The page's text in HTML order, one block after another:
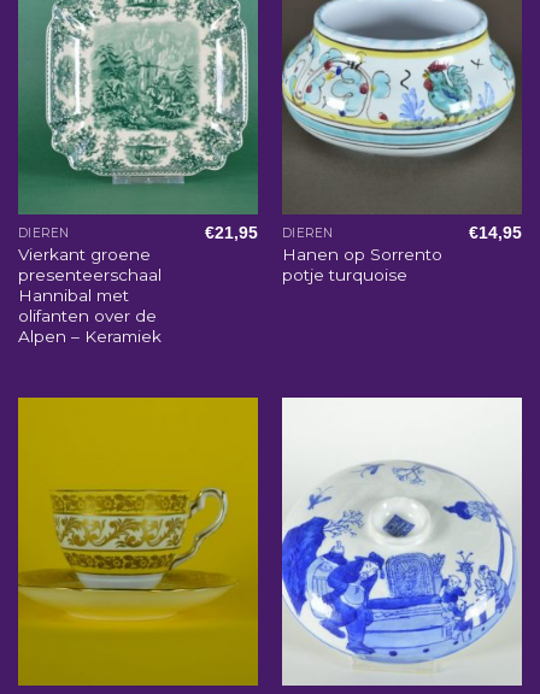
DIEREN
Vierkant groene
presenteerschaal
Hannibal met
olifanten over de
Alpen – Keramiek
€21,95 DIEREN
Hanen op Sorrento
potje turquoise
€14,95